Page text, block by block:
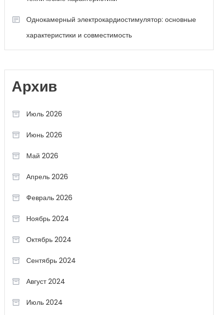
Однокамерный электрокардиостимулятор: основные
характеристики и совместимость
Архив
Июль 2026
Июнь 2026
Май 2026
Апрель 2026
Февраль 2026
Ноябрь 2024
Октябрь 2024
Сентябрь 2024
Август 2024
Июль 2024